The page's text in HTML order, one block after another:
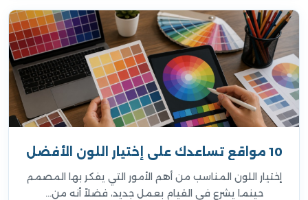
10 مواقع تساعدك على إختيار اللون الأفضل
إختيار اللون المناسب من أهم الأمور التي يفكر بها المصمم
حينما يشرع في القيام بعمل جديد، فضلاً أنه من...